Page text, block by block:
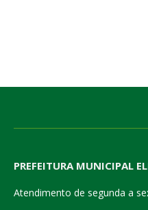
PREFEITURA MUNICIPAL
Atendimento de segunda a